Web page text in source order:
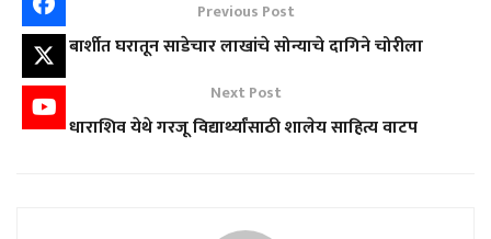
Previous Post
बार्शीत घरातून साडेचार लाखांचे सोन्याचे दागिने चोरीला
Next Post
धाराशिव येथे गरजू विद्यार्थ्यांसाठी शालेय साहित्य वाटप